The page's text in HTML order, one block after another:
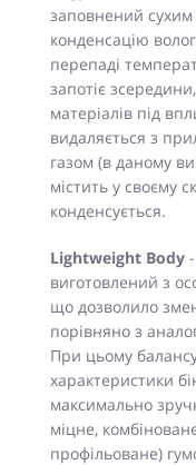
заповнений
конденсацію
перепаді
запотіє
матеріалів під
видаляється з
газом (в даному
містить у своєму
конденсується.
Lightweight Body
виготовлений з
що дозволило
порівняно з
При цьому
характеристики
максимально
міцне,
профільоване)